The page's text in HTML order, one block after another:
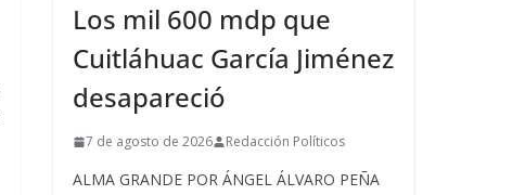
Los mil 600 mdp que
Cuitláhuac García Jiménez
desapareció
7 de agosto de 2026 Redacción Políticos
ALMA GRANDE POR ÁNGEL ÁLVARO PEÑA